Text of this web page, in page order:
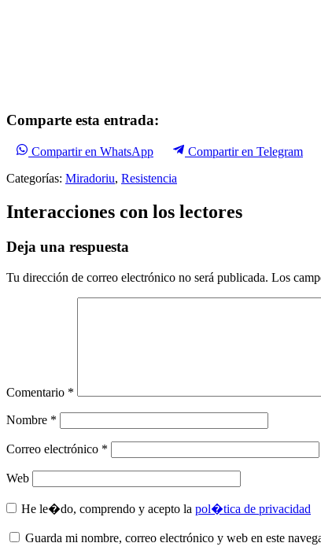
Comparte esta entrada:
Compartir en WhatsApp Compartir en Telegram
Categorías: Miradoriu, Resistencia
Interacciones con los lectores
Deja una respuesta
Tu dirección de correo electrónico no será publicada. Los
Comentario *
Nombre *
Correo electrónico *
Web
He le�do, comprendo y acepto la pol�tica de privacidad
Guarda mi nombre, correo electrónico y web en este